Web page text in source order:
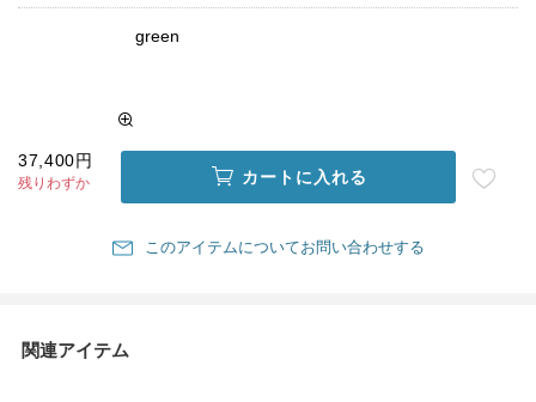
green
37,400円
残りわずか カートに入れる
このアイテムについてお問い合わせする
関連アイテム